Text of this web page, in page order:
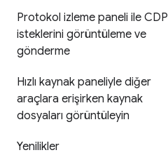
Protokol izleme paneli ile CDP
isteklerini görüntüleme ve
gönderme
Hızlı kaynak paneliyle diğer
araçlara erişirken kaynak
dosyaları görüntüleyin
Yenilikler